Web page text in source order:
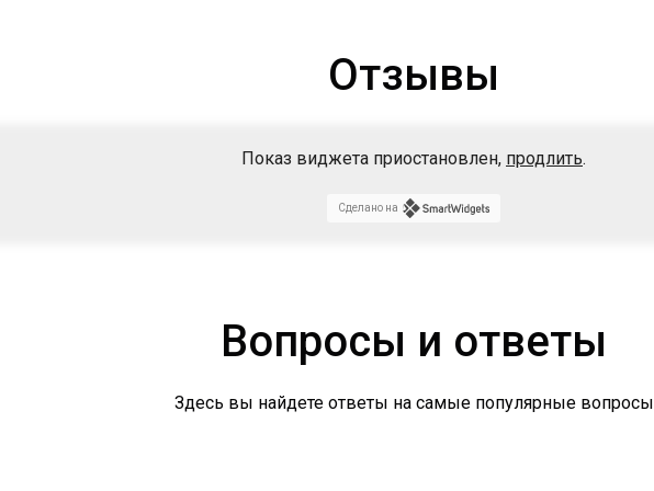
Отзывы
Показ виджета приостановлен, продлить.
Сделано на
Вопросы и ответы
Здесь вы найдете ответы на самые популярные вопросы